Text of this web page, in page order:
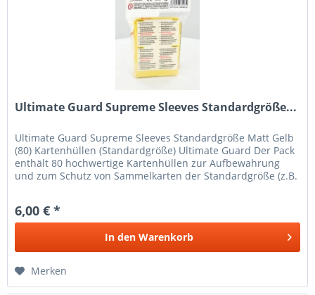
Ultimate Guard Supreme Sleeves Standardgröße...
Ultimate Guard Supreme Sleeves Standardgröße Matt Gelb
(80) Kartenhüllen (Standardgröße) Ultimate Guard Der Pack
enthält 80 hochwertige Kartenhüllen zur Aufbewahrung
und zum Schutz von Sammelkarten der Standardgröße (z.B.
6,00 € *
In den Warenkorb
Merken